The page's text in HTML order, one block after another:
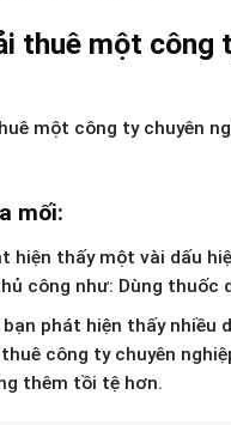
thuê một công
một công ty chuyên
mối:
hiện thấy một vài dấu
công như: Dùng
bạn phát hiện thấy
công ty chuyên
thêm tồi tệ hơn.